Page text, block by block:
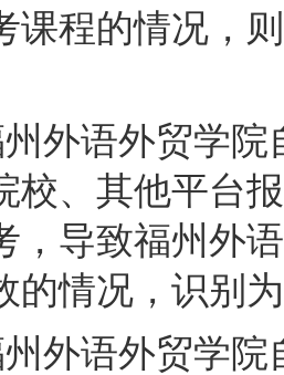
课程的情况，
外语外贸学
校、其他平台
，导致福州外
的情况，识别
外语外贸学